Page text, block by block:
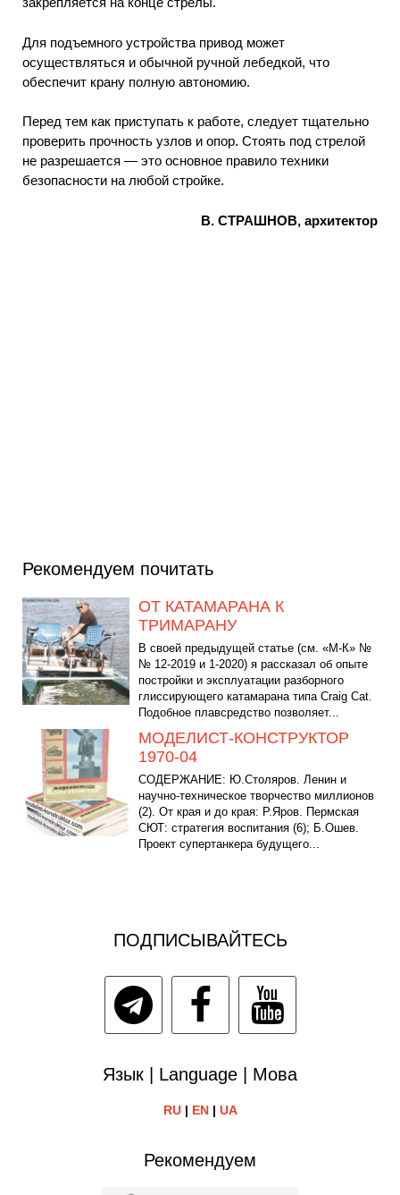
Для подъемного устройства привод может
осуществляться и обычной ручной лебедкой, что
обеспечит крану полную автономию.
Перед тем как приступать к работе, следует тщательно
проверить прочность узлов и опор. Стоять под стрелой
не разрешается — это основное правило техники
безопасности на любой стройке.
В. СТРАШНОВ, архитектор
Рекомендуем почитать
ОТ КАТАМАРАНА К
ТРИМАРАНУ
В своей предыдущей статье (см. «М-К» №
№ 12-2019 и 1-2020) я рассказал об опыте
постройки и эксплуатации разборного
глиссирующего катамарана типа Craig Cat.
Подобное плавсредство позволяет...
МОДЕЛИСТ-КОНСТРУКТОР
1970-04
СОДЕРЖАНИЕ: Ю.Столяров. Ленин и
научно-техническое творчество миллионов
(2). От края и до края: Р.Яров. Пермская
СЮТ: стратегия воспитания (6); Б.Ошев.
Проект супертанкера будущего...
ПОДПИСЫВАЙТЕСЬ
Язык | Language | Мова
RU| EN| UA
Рекомендуем